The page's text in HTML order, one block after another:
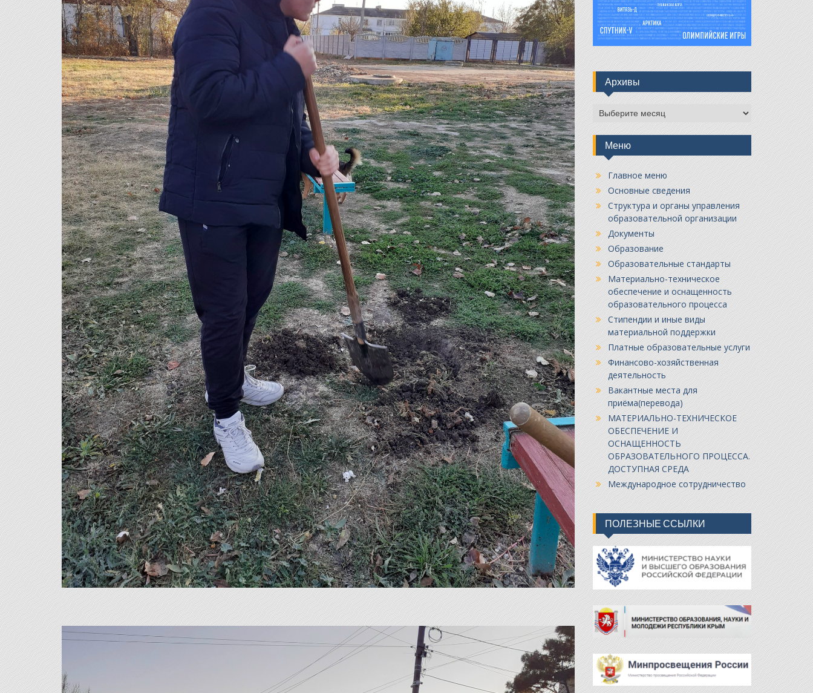
Архивы
Архивы
Меню
Главное меню
Основные сведения
Структура и органы управления
образовательной организации
Документы
Образование
Образовательные стандарты
Материально-техническое
обеспечение и оснащенность
образовательного процесса
Стипендии и иные виды
материальной поддержки
Платные образовательные услуги
Финансово-хозяйственная
деятельность
Вакантные места для
приёма(перевода)
МАТЕРИАЛЬНО-ТЕХНИЧЕСКОЕ
ОБЕСПЕЧЕНИЕ И
ОСНАЩЕННОСТЬ
ОБРАЗОВАТЕЛЬНОГО ПРОЦЕССА.
ДОСТУПНАЯ СРЕДА
Международное сотрудничество
ПОЛЕЗНЫЕ ССЫЛКИ